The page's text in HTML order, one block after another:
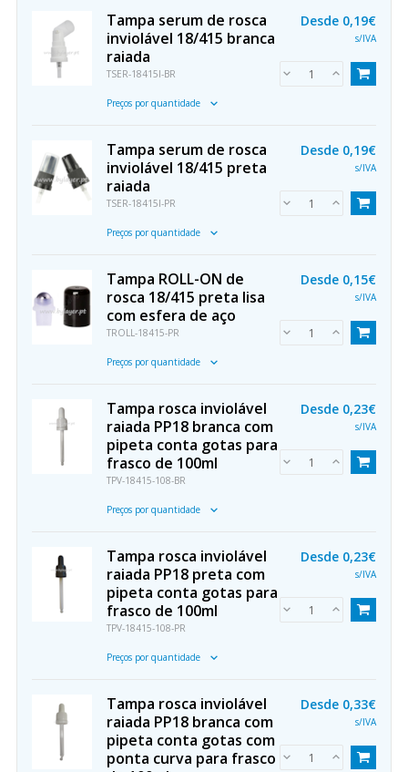
Tampa serum de rosca
inviolável 18/415 branca
raiada
TSER-18415I-BR
Preços por quantidade
Desde 0,19€
s/IVA
Tampa serum de rosca
inviolável 18/415 preta
raiada
TSER-18415I-PR
Preços por quantidade
Desde 0,19€
s/IVA
Tampa ROLL-ON de
rosca 18/415 preta lisa
com esfera de aço
TROLL-18415-PR
Preços por quantidade
Desde 0,15€
s/IVA
Tampa rosca inviolável
raiada PP18 branca com
pipeta conta gotas para
frasco de 100ml
TPV-18415-108-BR
Preços por quantidade
Desde 0,23€
s/IVA
Tampa rosca inviolável
raiada PP18 preta com
pipeta conta gotas para
frasco de 100ml
TPV-18415-108-PR
Preços por quantidade
Desde 0,23€
s/IVA
Tampa rosca inviolável
raiada PP18 branca com
pipeta conta gotas com
ponta curva para frasco
Desde 0,33€
s/IVA